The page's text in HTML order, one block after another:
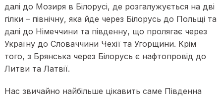
далі до Мозиря в Білорусі, де розгалужується на дві
гілки – північну, яка йде через Білорусь до Польщі та
далі до Німеччини та південну, що пролягає через
Україну до Словаччини Чехії та Угорщини. Крім
того, з Брянська через Білорусь є нафтопровід до
Литви та Латвії.
Нас звичайно найбільше цікавить саме Південна